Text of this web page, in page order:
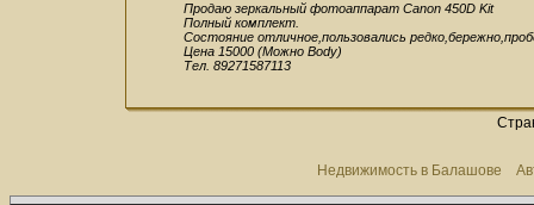
Продаю зеркальный фотоаппарат Canon 450D Kit
Полный комплект.
Состояние отличное,пользовались
Цена 15000 (Можно Body)
Тел. 89271587113
Недвижимость в Балашове